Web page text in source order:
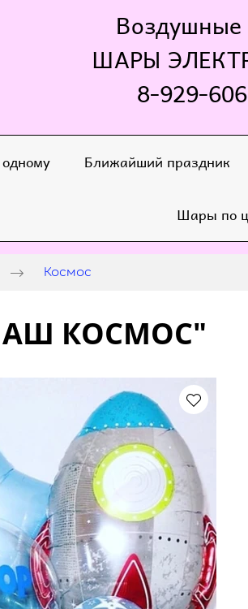
ШАРЫ
8-929-
Ближайший праздник
Шары по
Космос
КОСМОС"